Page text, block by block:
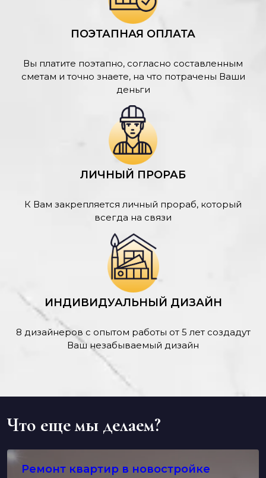
ПОЭТАПНАЯ ОПЛАТА
Вы платите поэтапно, согласно составленным
сметам и точно знаете, на что потрачены Ваши
деньги
ЛИЧНЫЙ ПРОРАБ
К Вам закрепляется личный прораб, который
всегда на связи
ИНДИВИДУАЛЬНЫЙ ДИЗАЙН
8 дизайнеров с опытом работы от 5 лет создадут
Ваш незабываемый дизайн
Что еще мы делаем?
Ремонт квартир в новостройке